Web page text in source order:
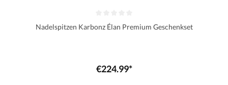
Nadelspitzen Karbonz Élan Premium Geschenkset
€224.99*